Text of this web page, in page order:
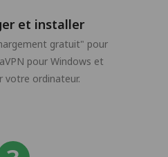
et installer
gratuit" pour
pour Windows et
votre ordinateur.